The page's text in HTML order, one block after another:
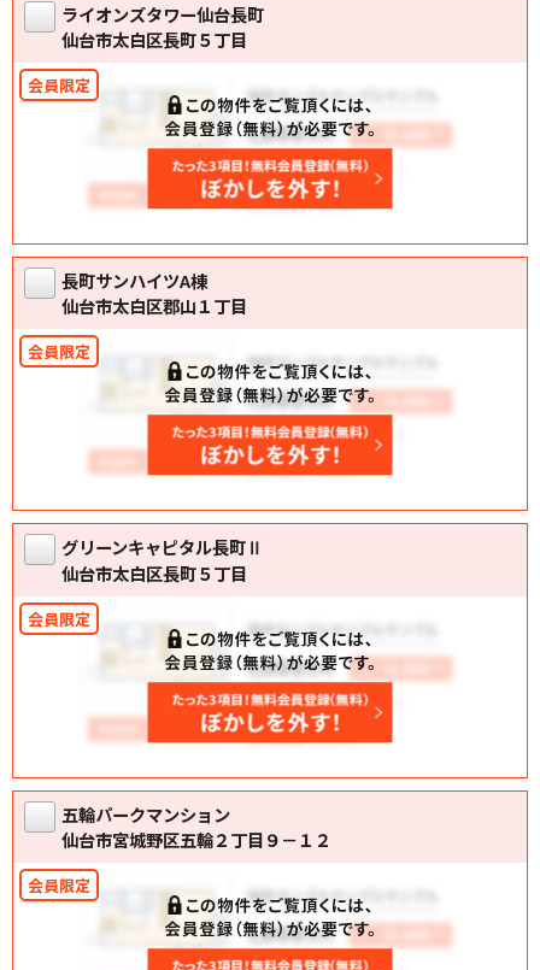
ライオンズタワー仙台長町
仙台市太白区長町５丁目
長町サンハイツA棟
仙台市太白区郡山１丁目
グリーンキャピタル長町Ⅱ
仙台市太白区長町５丁目
五輪パークマンション
仙台市宮城野区五輪２丁目９－１２